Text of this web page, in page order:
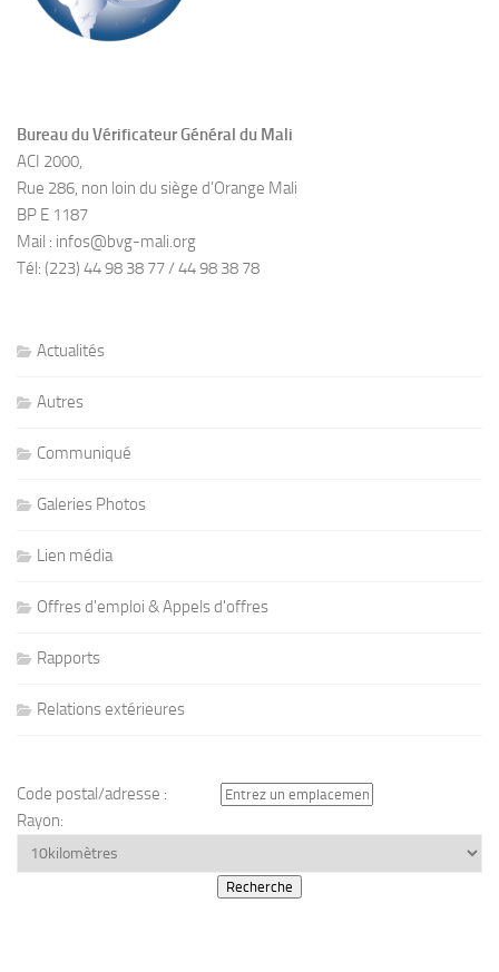
Bureau du Vérificateur Général du Mali
ACI 2000,
Rue 286, non loin du siège d’Orange Mali
BP E 1187
Mail : infos@bvg-mali.org
Tél: (223) 44 98 38 77 / 44 98 38 78
Actualités
Autres
Communiqué
Galeries Photos
Lien média
Offres d'emploi & Appels d'offres
Rapports
Relations extérieures
Code postal/adresse :
Rayon: